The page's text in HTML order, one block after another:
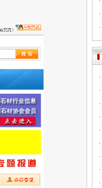
·
·
·
·
·
·
·
·
·
·
·